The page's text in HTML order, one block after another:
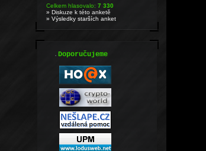
Celkem hlasovalo:7 330
» Diskuze k této anketě
» Výsledky starších anket
.Doporučujeme